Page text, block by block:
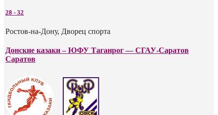
28 - 32
Ростов-на-Дону, Дворец спорта
Донские казаки – ЮФУ Таганрог — СГАУ-Саратов
Саратов